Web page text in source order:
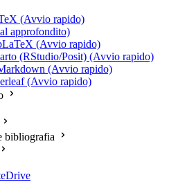
(Avvio rapido)
approfondito)
(Avvio rapido)
(RStudio/Posit) (Avvio rapido)
(Avvio rapido)
(Avvio rapido)
bibliografia